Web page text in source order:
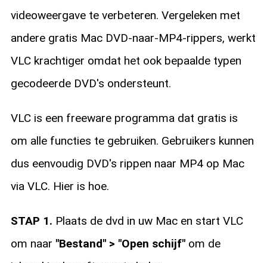
videoweergave te verbeteren. Vergeleken met
andere gratis Mac DVD-naar-MP4-rippers, werkt
VLC krachtiger omdat het ook bepaalde typen
gecodeerde DVD's ondersteunt.
VLC is een freeware programma dat gratis is
om alle functies te gebruiken. Gebruikers kunnen
dus eenvoudig DVD's rippen naar MP4 op Mac
via VLC. Hier is hoe.
STAP 1. Plaats de dvd in uw Mac en start VLC
om naar "Bestand" > "Open schijf"om de